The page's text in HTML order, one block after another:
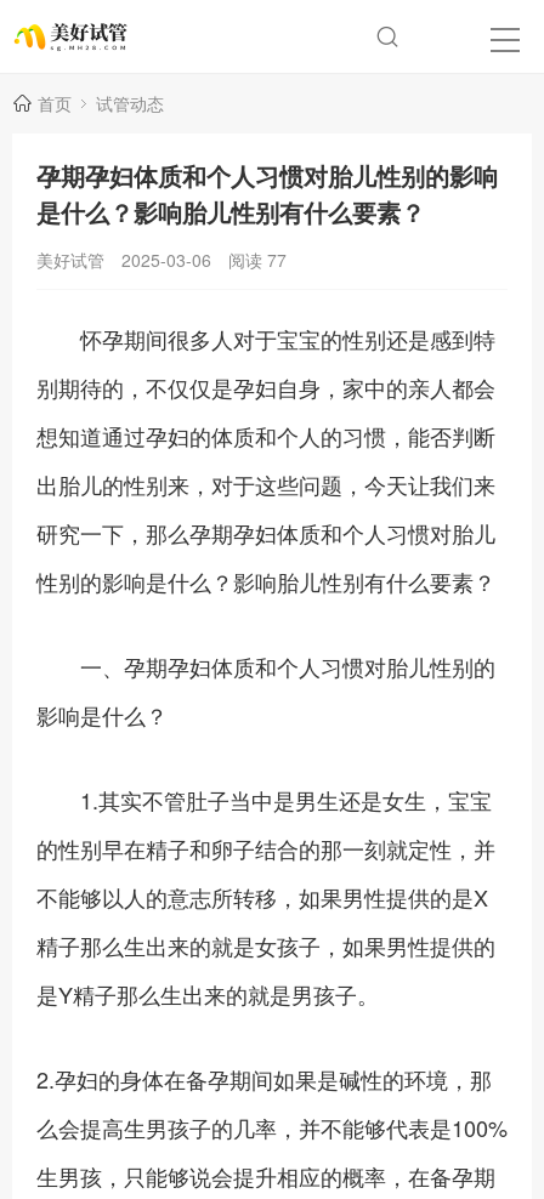
首页 试管动态
孕期孕妇体质和个人习惯对胎儿性别的影响
是什么？影响胎儿性别有什么要素？
美好试管 2025-03-06 阅读 77
怀孕期间很多人对于宝宝的性别还是感到特
别期待的，不仅仅是孕妇自身，家中的亲人都会
想知道通过孕妇的体质和个人的习惯，能否判断
出胎儿的性别来，对于这些问题，今天让我们来
研究一下，那么孕期孕妇体质和个人习惯对胎儿
性别的影响是什么？影响胎儿性别有什么要素？
一、孕期孕妇体质和个人习惯对胎儿性别的
影响是什么？
1.其实不管肚子当中是男生还是女生，宝宝
的性别早在精子和卵子结合的那一刻就定性，并
不能够以人的意志所转移，如果男性提供的是X
精子那么生出来的就是女孩子，如果男性提供的
是Y精子那么生出来的就是男孩子。
2.孕妇的身体在备孕期间如果是碱性的环境，那
么会提高生男孩子的几率，并不能够代表是100%
生男孩，只能够说会提升相应的概率，在备孕期